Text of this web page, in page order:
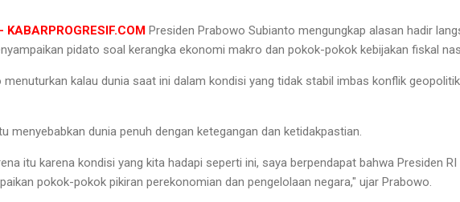
KABARPROGRESIF.COM Presiden Prabowo Subianto mengungkap alasan hadir
pidato soal kerangka ekonomi makro dan pokok-pokok kebijakan fiskal
menuturkan kalau dunia saat ini dalam kondisi yang tidak stabil imbas konflik
menyebabkan dunia penuh dengan ketegangan dan ketidakpastian.
itu karena kondisi yang kita hadapi seperti ini, saya berpendapat bahwa Presiden
pokok-pokok pikiran perekonomian dan pengelolaan negara," ujar Prabowo.